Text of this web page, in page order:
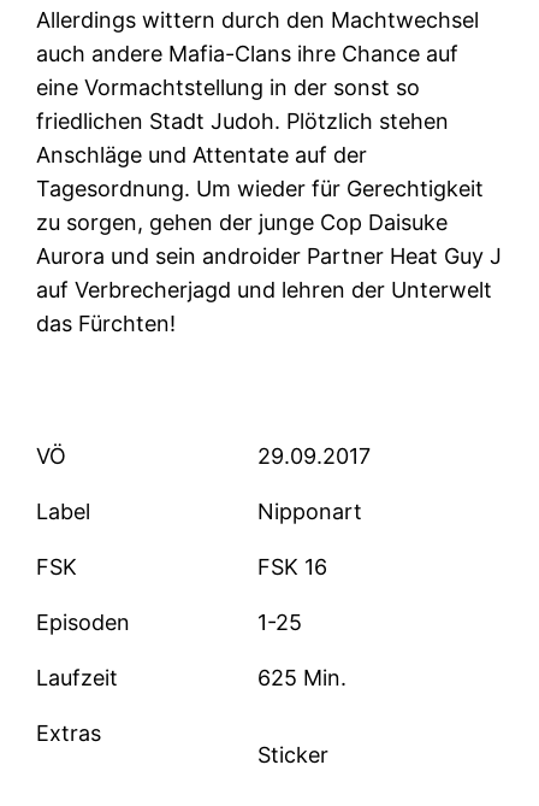
Allerdings wittern durch den Machtwechsel
auch andere Mafia-Clans ihre Chance auf
eine Vormachtstellung in der sonst so
friedlichen Stadt Judoh. Plötzlich stehen
Anschläge und Attentate auf der
Tagesordnung. Um wieder für Gerechtigkeit
zu sorgen, gehen der junge Cop Daisuke
Aurora und sein androider Partner Heat Guy J
auf Verbrecherjagd und lehren der Unterwelt
das Fürchten!
VÖ 29.09.2017
Label Nipponart
FSK FSK 16
Episoden 1-25
Laufzeit 625 Min.
Extras
Sticker